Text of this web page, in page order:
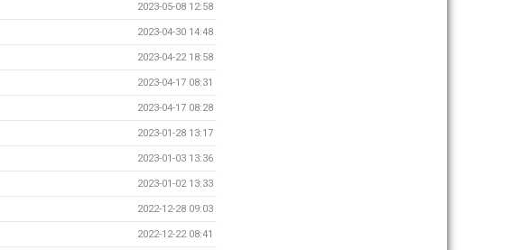
2023-05-08 12:58
2023-04-30 14:48
2023-04-22 18:58
2023-04-17 08:31
2023-04-17 08:28
2023-01-28 13:17
2023-01-03 13:36
2023-01-02 13:33
2022-12-28 09:03
2022-12-22 08:41